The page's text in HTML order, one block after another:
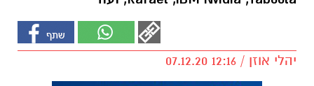
יהלי אוזן / 12:16 07.12.20